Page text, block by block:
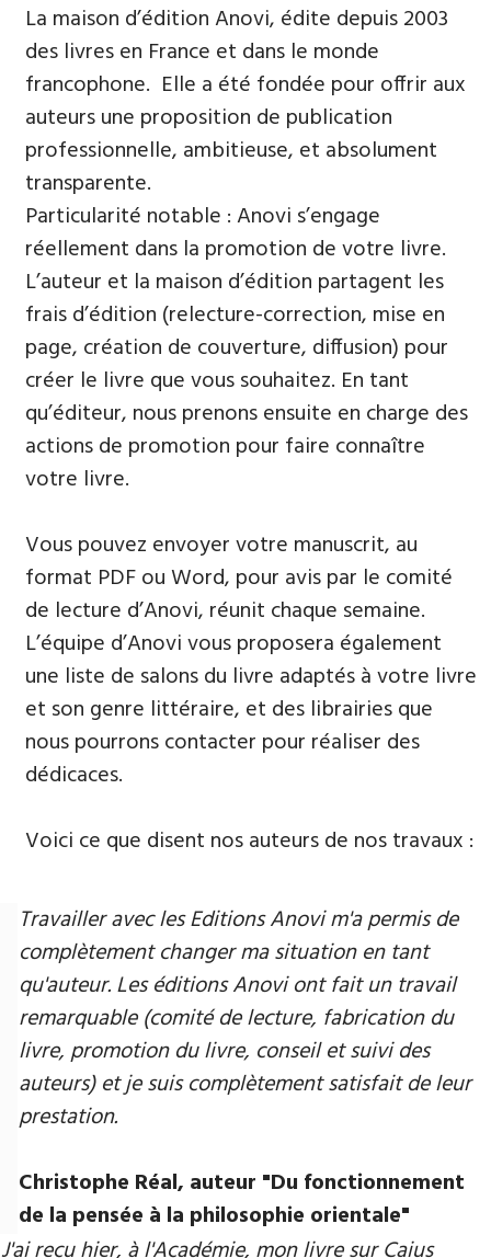
La maison d’édition Anovi, édite depuis 2003
des livres en France et dans le monde
francophone. Elle a été fondée pour offrir aux
auteurs une proposition de publication
professionnelle, ambitieuse, et absolument
transparente.
Particularité notable : Anovi s’engage
réellement dans la promotion de votre livre.
L’auteur et la maison d’édition partagent les
frais d’édition (relecture-correction, mise en
page, création de couverture, diffusion) pour
créer le livre que vous souhaitez. En tant
qu’éditeur, nous prenons ensuite en charge des
actions de promotion pour faire connaître
votre livre.
Vous pouvez envoyer votre manuscrit, au
format PDF ou Word, pour avis par le comité
de lecture d’Anovi, réunit chaque semaine.
L’équipe d’Anovi vous proposera également
une liste de salons du livre adaptés à votre livre
et son genre littéraire, et des librairies que
nous pourrons contacter pour réaliser des
dédicaces.
Voici ce que disent nos auteurs de nos travaux :
Travailler avec les Editions Anovi m'a permis de
complètement changer ma situation en tant
qu'auteur. Les éditions Anovi ont fait un travail
remarquable (comité de lecture, fabrication du
livre, promotion du livre, conseil et suivi des
auteurs) et je suis complètement satisfait de leur
prestation.
Christophe Réal, auteur ​"Du fonctionnement
de la pensée à la philosophie orientale"